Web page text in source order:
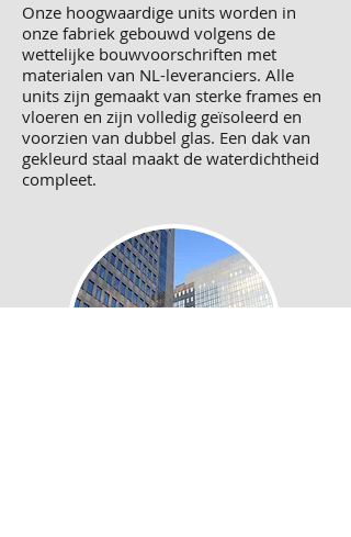
Onze hoogwaardige units worden in
onze fabriek gebouwd volgens de
wettelijke bouwvoorschriften met
materialen van NL-leveranciers. Alle
units zijn gemaakt van sterke frames en
vloeren en zijn volledig geïsoleerd en
voorzien van dubbel glas. Een dak van
gekleurd staal maakt de waterdichtheid
compleet.